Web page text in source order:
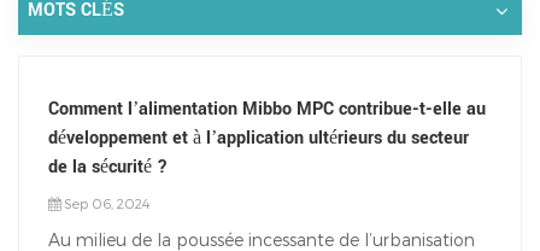
MOTS CLÉS
Comment l’alimentation Mibbo MPC contribue-t-elle au
développement et à l’application ultérieurs du secteur
de la sécurité ?
Sep 06, 2024
Au milieu de la poussée incessante de l’urbanisation